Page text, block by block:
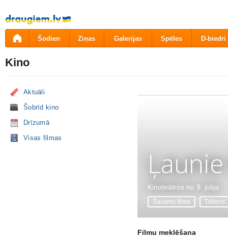
Pāriet
uz
saturu
Šodien Ziņas Galerijas Spēles D-biedri
Kino
Aktuāli
Šobrīd kino
Drīzumā
Visas filmas
Kinoteātros no 9. jūlija
Šausmu filma Trilleris
Filmu meklēšana